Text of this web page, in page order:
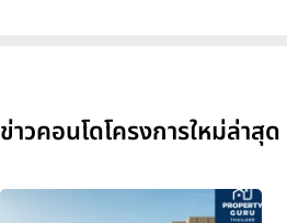
ข่าวคอนโดโครงการใหม่ล่าสุด